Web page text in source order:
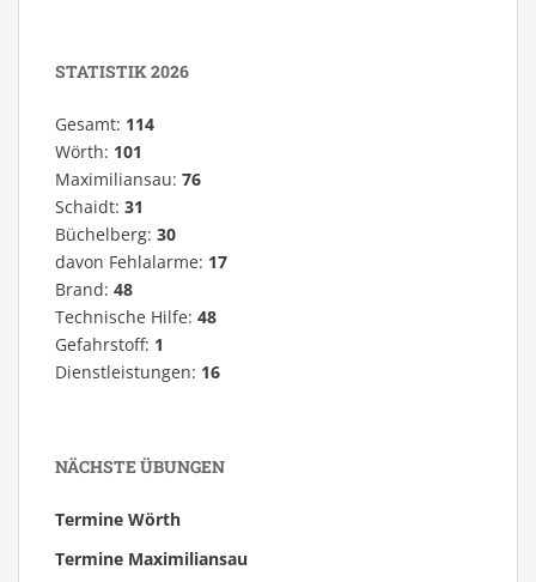
STATISTIK 2026
Gesamt: 114
Wörth: 101
Maximiliansau: 76
Schaidt: 31
Büchelberg: 30
davon Fehlalarme: 17
Brand: 48
Technische Hilfe: 48
Gefahrstoff: 1
Dienstleistungen: 16
NÄCHSTE ÜBUNGEN
Termine Wörth
Termine Maximiliansau